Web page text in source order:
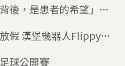
後，是患者的希望」日
Flippy動
球公開賽